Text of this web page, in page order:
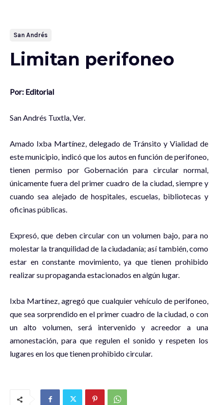
San Andrés
Limitan perifoneo
Por: Editorial
San Andrés Tuxtla, Ver.
Amado Ixba Martínez, delegado de Tránsito y Vialidad de
este municipio, indicó que los autos en función de perifoneo,
tienen permiso por Gobernación para circular normal,
únicamente fuera del primer cuadro de la ciudad, siempre y
cuando sea alejado de hospitales, escuelas, bibliotecas y
oficinas públicas.
Expresó, que deben circular con un volumen bajo, para no
molestar la tranquilidad de la ciudadanía; así también, como
estar en constante movimiento, ya que tienen prohibido
realizar su propaganda estacionados en algún lugar.
Ixba Martínez, agregó que cualquier vehículo de perifoneo,
que sea sorprendido en el primer cuadro de la ciudad, o con
un alto volumen, será intervenido y acreedor a una
amonestación, para que regulen el sonido y respeten los
lugares en los que tienen prohibido circular.